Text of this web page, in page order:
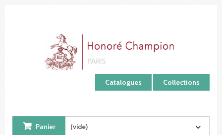
Catalogues Collections
Panier (vide)